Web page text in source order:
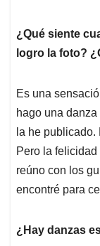
¿Qué siente
logro la foto?
Es una
hago una
la he
Pero la
reúno con los
encontré para
¿Hay danzas